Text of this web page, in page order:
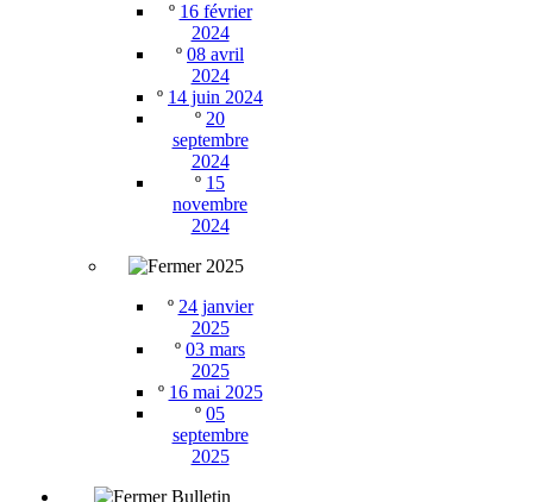
º 16 février
2024
º 08 avril
2024
º 14 juin 2024
º 20
septembre
2024
º 15
novembre
2024
2025
º 24 janvier
2025
º 03 mars
2025
º 16 mai 2025
º 05
septembre
2025
Bulletin